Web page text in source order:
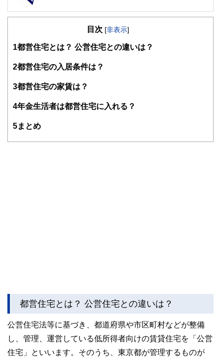
FinancialField編集部は、金融、経済に関する記事を、日々
知識がない方でも理解できるようわかりやすく発信していま
得者を中心に「お金や暮らし」に関する書籍・雑誌の編集経
験者で構成され、企画立案から記事掲載まですべての工程に
関わることで、読者目線のコンテンツを追求しています。
護士、税理士、宅地建物取引士、相続診断士、住宅ローンア
かしく感じられる年金や税金、相続、保険、ローンなどの話
目次 [非表示]
1 都営住宅とは？ 公営住宅との違いは？
2都営住宅の入居条件は？
3都営住宅の家賃は？
4年金生活者は都営住宅に入れる？
5まとめ
都営住宅とは？ 公営住宅との違いは？
公営住宅法等に基づき、都道府県や市区町村などが整備
し、管理、運営している低所得者向けの賃貸住宅を「公営
住宅」といいます。そのうち、東京都が管理するものが